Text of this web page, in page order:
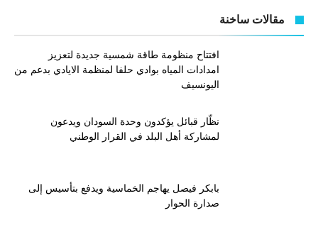
مقالات ساخنة
افتتاح منظومة طاقة شمسية جديدة لتعزيز
امدادات المياه بوادي حلفا لمنظمة الايادي بدعم من
اليونسيف
نظّار قبائل يؤكدون وحدة السودان ويدعون
لمشاركة أهل البلد في القرار الوطني
بابكر فيصل يهاجم الخماسية ويدفع بتأسيس إلى
صدارة الحوار